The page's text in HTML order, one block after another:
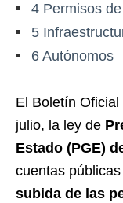
4 Permisos
5
6 Autónomos
El Boletín
julio, la ley de
Estado (PGE)
cuentas
subida de las